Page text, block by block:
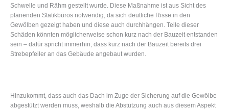
Schwelle und Rähm gestellt wurde. Diese Maßnahme ist aus Sicht des
planenden Statikbüros notwendig, da sich deutliche Risse in den
Gewölben gezeigt haben und diese auch durchhängen. Teile dieser
Schäden könnten möglicherweise schon kurz nach der Bauzeit entstanden
sein – dafür spricht immerhin, dass kurz nach der Bauzeit bereits drei
Strebepfeiler an das Gebäude angebaut wurden.
Hinzukommt, dass auch das Dach im Zuge der Sicherung auf die Gewölbe
abgestützt werden muss, weshalb die Abstützung auch aus diesem Aspekt